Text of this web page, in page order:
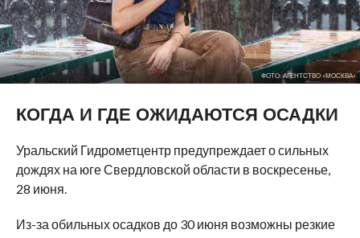
ФОТО: АГЕНТСТВО «МОСКВА»
КОГДА И ГДЕ ОЖИДАЮТСЯ ОСАДКИ
Уральский Гидрометцентр предупреждает о сильных
дождях на юге Свердловской области в воскресенье,
28 июня.
Из-за обильных осадков до 30 июня возможны резкие